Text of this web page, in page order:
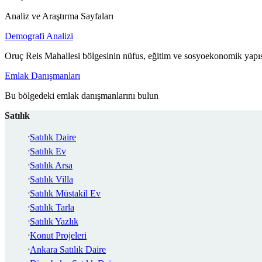
Analiz ve Araştırma Sayfaları
Demografi Analizi
Oruç Reis Mahallesi bölgesinin nüfus, eğitim ve sosyoekonomik
Emlak Danışmanları
Bu bölgedeki emlak danışmanlarını bulun
Satılık
Satılık Daire
Satılık Ev
Satılık Arsa
Satılık Villa
Satılık Müstakil Ev
Satılık Tarla
Satılık Yazlık
Konut Projeleri
Ankara Satılık Daire